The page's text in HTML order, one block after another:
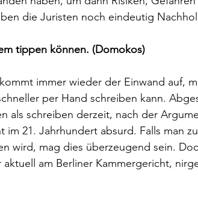
die Juristen noch eindeutig
tippen können. (Domokos)
immer wieder der Einwand auf,
per Hand schreiben kann.
als schreiben derzeit, nach der
21. Jahrhundert absurd. Falls man
wird, mag dies überzeugend sein.
am Berliner Kammergericht,